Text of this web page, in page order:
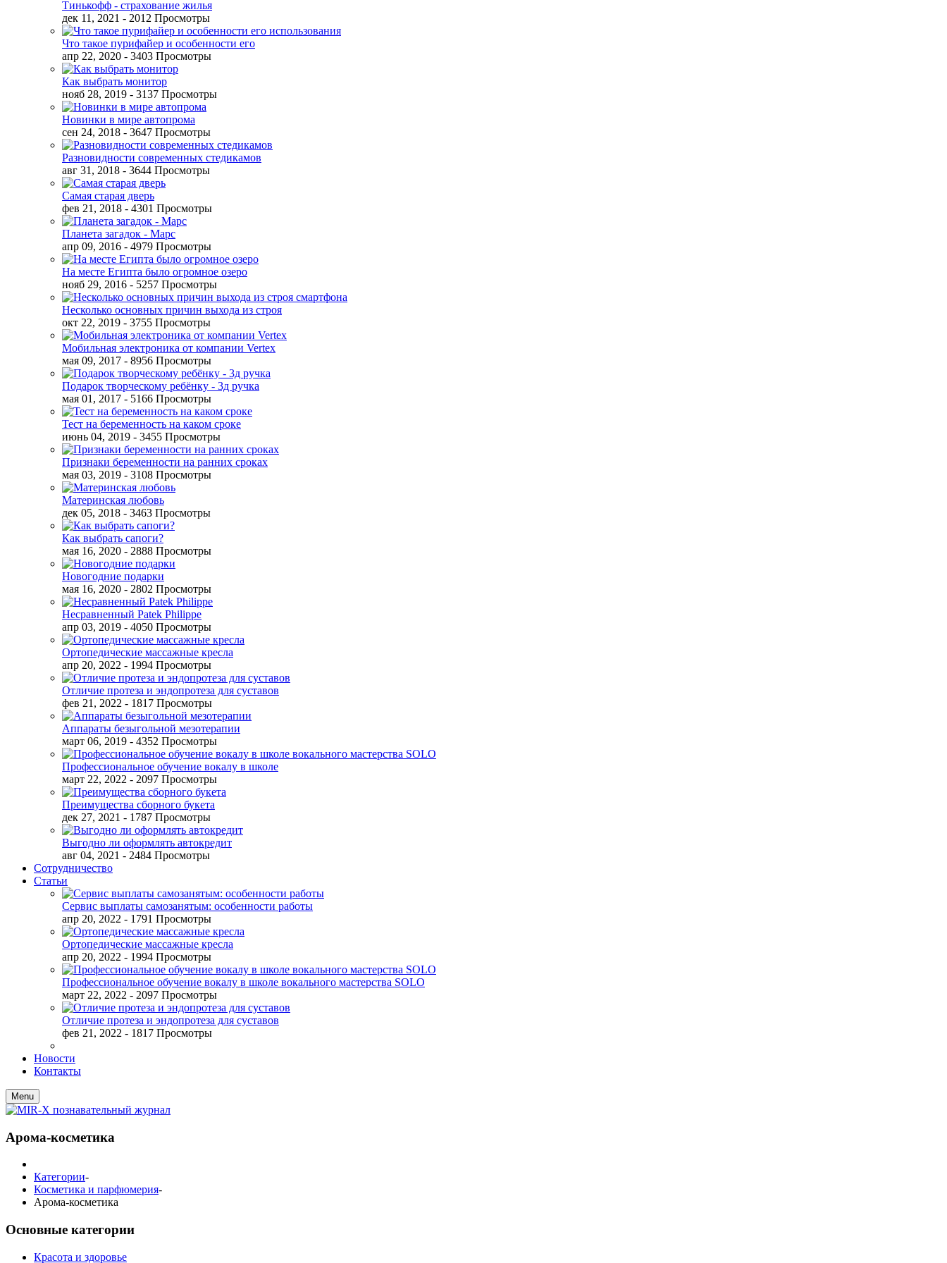
Тинькофф - страхование жилья
дек 11, 2021 - 2012 Просмотры
Что такое пурифайер и особенности его
апр 22, 2020 - 3403 Просмотры
Как выбрать монитор
нояб 28, 2019 - 3137 Просмотры
Новинки в мире автопрома
сен 24, 2018 - 3647 Просмотры
Разновидности современных стедикамов
авг 31, 2018 - 3644 Просмотры
Самая старая дверь
фев 21, 2018 - 4301 Просмотры
Планета загадок - Марс
апр 09, 2016 - 4979 Просмотры
На месте Египта было огромное озеро
нояб 29, 2016 - 5257 Просмотры
Несколько основных причин выхода из строя
окт 22, 2019 - 3755 Просмотры
Мобильная электроника от компании Vertex
мая 09, 2017 - 8956 Просмотры
Подарок творческому ребёнку - 3д ручка
мая 01, 2017 - 5166 Просмотры
Тест на беременность на каком сроке
июнь 04, 2019 - 3455 Просмотры
Признаки беременности на ранних сроках
мая 03, 2019 - 3108 Просмотры
Материнская любовь
дек 05, 2018 - 3463 Просмотры
Как выбрать сапоги?
мая 16, 2020 - 2888 Просмотры
Новогодние подарки
мая 16, 2020 - 2802 Просмотры
Несравненный Patek Philippe
апр 03, 2019 - 4050 Просмотры
Ортопедические массажные кресла
апр 20, 2022 - 1994 Просмотры
Отличие протеза и эндопротеза для суставов
фев 21, 2022 - 1817 Просмотры
Аппараты безыгольной мезотерапии
март 06, 2019 - 4352 Просмотры
Профессиональное обучение вокалу в школе
март 22, 2022 - 2097 Просмотры
Преимущества сборного букета
дек 27, 2021 - 1787 Просмотры
Выгодно ли оформлять автокредит
авг 04, 2021 - 2484 Просмотры
Сотрудничество
Статьи
Сервис выплаты самозанятым: особенности работы
апр 20, 2022 - 1791 Просмотры
Ортопедические массажные кресла
апр 20, 2022 - 1994 Просмотры
Профессиональное обучение вокалу в школе вокального мастерства SOLO
март 22, 2022 - 2097 Просмотры
Отличие протеза и эндопротеза для суставов
фев 21, 2022 - 1817 Просмотры
Новости
Контакты
Menu
Арома-косметика
Категории-
Косметика и парфюмерия-
Арома-косметика
Основные категории
Красота и здоровье